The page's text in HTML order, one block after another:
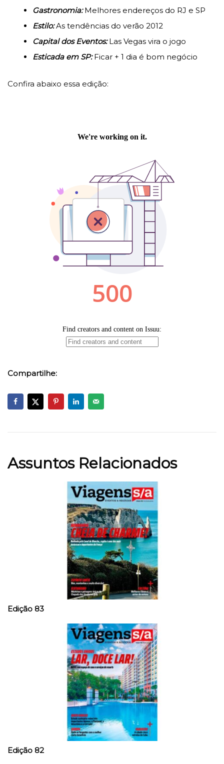
Gastronomia:Melhores endereços do RJ e SP
Estilo: As tendências do verão 2012
Capital dos Eventos:Las Vegas vira o jogo
Esticada em SP:Ficar + 1 dia é bom negócio
Confira abaixo essa edição:
Compartilhe:
Assuntos Relacionados
Edição 83
Edição 82